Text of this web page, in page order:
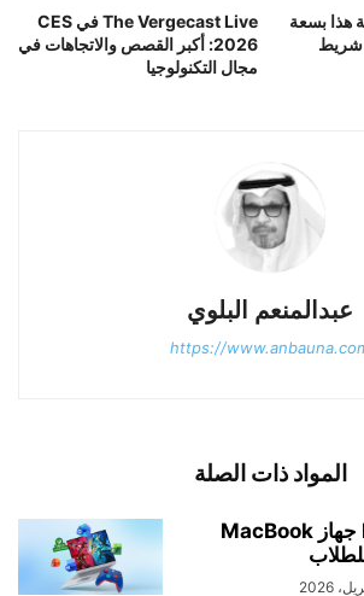
The Vergecast Live في CES
2026: أكبر القصص والاتجاهات في
مجال التكنولوجيا
هذا بسعة
شريط
عبدالمنعم البلوي
https://
المواد ذات الصلة
تعارض Microsoft جهاز MacBook